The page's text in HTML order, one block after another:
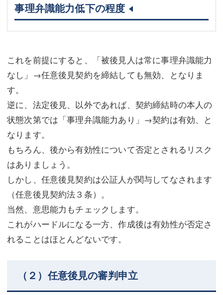
事理弁識能力低下の程度
これを前提にすると、「被後見人は常に事理弁識能力
なし」→任意後見契約を締結しても無効、となりま
す。
逆に、法定後見、以外であれば、契約締結時の本人の
状態次第では「事理弁識能力あり」→契約は有効、と
なります。
もちろん、後から有効性について否定とされるリスク
はありましょう。
しかし、任意後見契約は公証人が関与してなされます
（任意後見契約法３条）。
当然、意思能力もチェックします。
これがハードルになる一方、作成後は有効性が否定さ
れることはほとんどないです。
（２）任意後見の審判申立